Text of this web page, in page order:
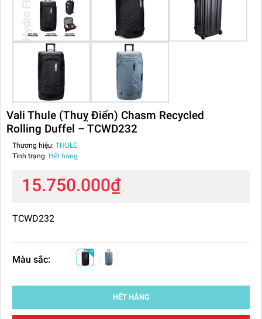
Vali Thule (Thuỵ Điển) Chasm Recycled
Rolling Duffel – TCWD232
Thương hiệu: THULE
Tình trạng: Hết hàng
15.750.000₫
TCWD232
Màu sắc:
HẾT HÀNG